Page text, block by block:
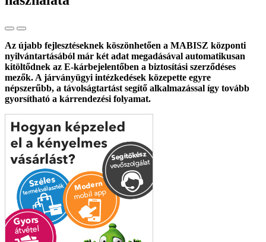
Az újabb fejlesztéseknek köszönhetően a MABISZ központi
nyilvántartásából már két adat megadásával automatikusan
kitöltődnek az E-kárbejelentőben a biztosítási szerződéses
mezők. A járványügyi intézkedések közepette egyre
népszerűbb, a távolságtartást segítő alkalmazással így tovább
gyorsítható a kárrendezési folyamat.